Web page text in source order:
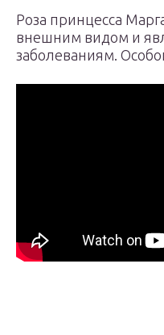
Роза принцесса
внешним видом и
заболеваниям.